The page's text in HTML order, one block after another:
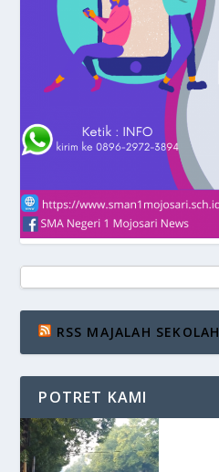
RSS MAJALAH SEKOLAH
POTRET KAMI